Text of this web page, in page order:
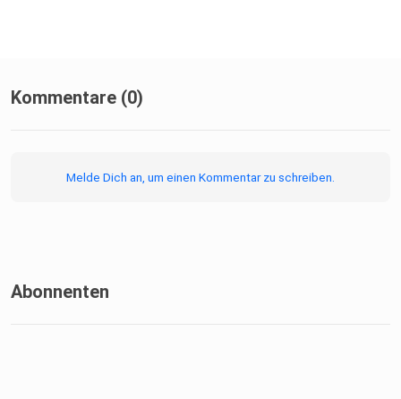
Kommentare (0)
Melde Dich an, um einen Kommentar zu schreiben.
Abonnenten